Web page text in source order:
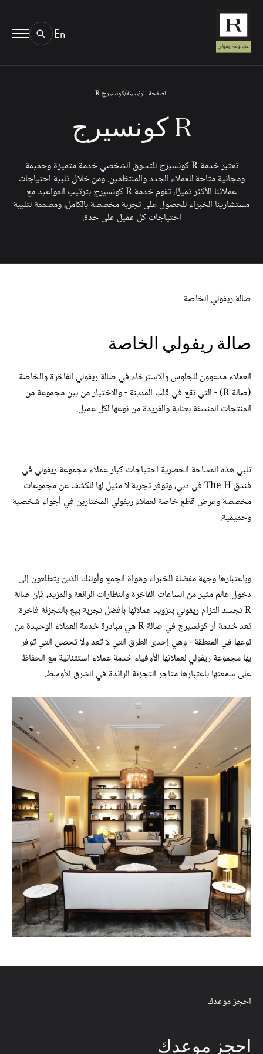
En
الصفحة الرئيسيّة/كونسيرج R
R كونسيرج
تعتبر خدمة R كونسيرج للتسوق الشخصي خدمة متميزة وحميمة
ومجانية متاحة للعملاء الجدد والمنتظمين. ومن خلال تلبية احتياجات
عملائنا الأكثر تميزًا، تقوم خدمة R كونسيرج بترتيب المواعيد مع
مستشارينا الخبراء للحصول على تجربة مخصصة بالكامل، ومصممة لتلبية
احتياجات كل عميل على حدة.
صالة ريفولي الخاصة
صالة ريفولي الخاصة
العملاء مدعوون للجلوس والاسترخاء في صالة ريفولي الفاخرة والخاصة
(صالة R) - التي تقع في قلب المدينة - والاختيار من بين مجموعة من
المنتجات المنسقة بعناية والفريدة من نوعها لكل عميل.
تلبي هذه المساحة الحصرية احتياجات كبار عملاء مجموعة ريفولي في
فندق The H في دبي، وتوفر تجربة لا مثيل لها للكشف عن مجموعات
مخصصة وعرض قطع خاصة لعملاء ريفولي المختارين في أجواء شخصية
وحميمية.
وباعتبارها وجهة مفضلة للخبراء وهواة الجمع وأولئك الذين يتطلعون إلى
دخول عالم مثير من الساعات الفاخرة والنظارات الرائعة والمزيد، فإن صالة
R تجسد التزام ريفولي بتزويد عملائها بأفضل تجربة بيع بالتجزئة فاخرة.
تعد خدمة أر كونسيرج في صالة R هي مبادرة خدمة العملاء الوحيدة من
نوعها في المنطقة - وهي إحدى الطرق التي لا تعد ولا تحصى التي توفر
بها مجموعة ريفولي لعملائها الأوفياء خدمة عملاء استثنائية مع الحفاظ
على سمعتها باعتبارها متاجر التجزئة الرائدة في الشرق الأوسط.
احجز موعدك
احجز موعدك
BOOK AN EYE TEST